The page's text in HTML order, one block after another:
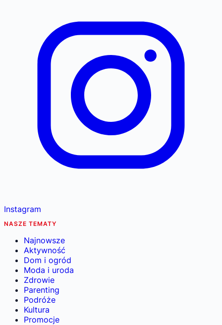
Instagram
NASZE TEMATY
Najnowsze
Aktywność
Dom i ogród
Moda i uroda
Zdrowie
Parenting
Podróże
Kultura
Promocje